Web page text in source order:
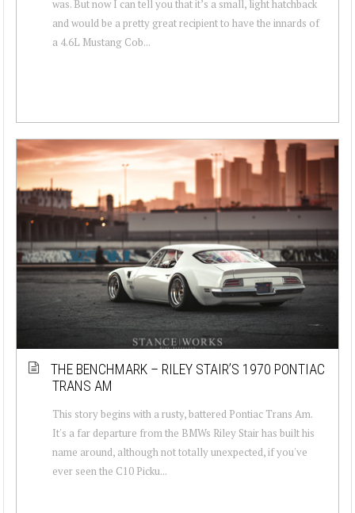
was. But now I can tell you that it’s a small, light hatchback
and would be a pretty great recipient to have the innards of
a 4.6L Mustang Cob...
THE BENCHMARK – RILEY STAIR’S 1970 PONTIAC
TRANS AM
This story begins with a rusty, battered Pontiac Trans Am.
It's a far departure from the BMWs Riley Stair has built his
name around, although not totally unexpected, if you've
ever seen the C10 Picku...